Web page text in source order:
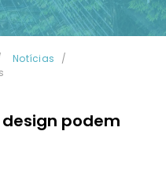
Notícias
podem